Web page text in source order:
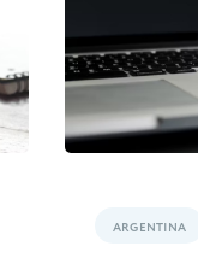
ARGENTINA